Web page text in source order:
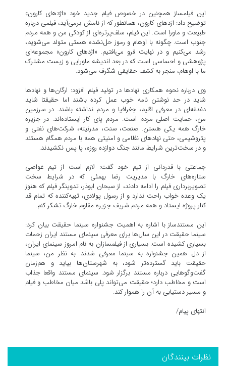
این فیلمساز همچنین در خصوص فیلم جدید خود «اژد‌های کارون»
توضیح داد: اژد‌های کارون، همانطور که از نامش برمی‌آید، فیلمی درباره
طبیعت و ماورا است. این فیلم، سلف‌پرتره‌ای از کودکی من و همه مردم
جنوب است. چگونه با اوهام و رموز حل‌نشده هستی متولد می‌شویم،
رشد می‌کنیم و در نهایت فرو می‌افتیم. «اژد‌های کارون» مجموعه‌ای
پژوهشی و احساسی است که در بعد اندیشه ماورایی و زیست مشترک
ما با اوهام، منجر به کشف حقایقی شگرف می‌شود.
وی درباره نحوه همکاری نهاد‌ها در تولید فیلم افزود: ارگان‌ها و نهاد‌ها
شاید در حد نوشتن نامه خوب عمل کرده باشند اما حقیقتا شاید
دغدغه‌ای در معرفی اقلیم، جغرافیا و مردم نداشته باشند. در سرزمین
من، حمایت اصلی مردم است. مردم پای کار ایستاده‌اند. در جزیره
خارگ همه یکی هستن. صنعت، سنت، مدرنیته، شرکت‌های نفتی و
پتروشیمی، حتی نهاد‌های نظامی و امنیتی همه با مردم همگام هستند
و در سخت‌ترین شرایط مانند جنگ دوازده روزه، پا پس نکشیدند.
جماعتی با قدردانی از تیم خود گفت: لازم است از تیم غواصی
ستاره‌های خارگ با مدیریت رضا بهمئی که در شرایط سخت
تصویربرداری فیلم را ادامه دادند، از سبحان ابوذر، تدوینگر فیلم که هنوز
یک وعده خواب راحت ندارد و از رسول پولادی، تهیه‌کننده که تمام قد
کنار پروژه ایستاد و همه مردم شریف جزیره مقاوم خارگ تشکر کنم.
این مستندساز با اشاره به اهمیت جشنواره سینما حقیقت بیان کرد:
سینما حقیقت در این سال‌ها برای معرفی سینمای مستند ایران زحمات
بسیاری کشیده است. بسیاری از فیلمسازان به نام امروز سینمای ایران،
از دل همین جشنواره به سینما معرفی شدند. به نظر من، سینما
حقیقت باید گسترده‌تر شود، به شهرستان‌ها بیاید و هم‌زمان
گفت‌و‌گو‌هایی درباره مستند برگزار شود. سینمای مستند واقعا جذاب
است و مخاطب دارد؛ حقیقت می‌تواند پلی باشد میان مخاطب و فیلم
و مسیر دستیابی به آن را هموار کند.
انتهای پیام/
نظرات بینندگان